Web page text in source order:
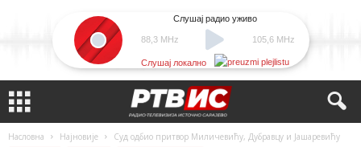
88,3 MHz
Слушај радио уживо
105,6 MHz
Слушај локално
Насловна Најновије Суд одбио притвор Миличевићу, Дубравцу и Јашаревићу